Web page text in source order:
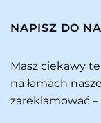
NAPISZ DO
Masz ciekawy
na łamach
zareklamować